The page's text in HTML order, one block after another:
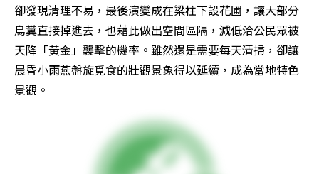
卻發現清理不易，最後演變成在梁柱下設花圃，讓大部分
鳥糞直接掉進去，也藉此做出空間區隔，減低洽公民眾被
天降「黃金」襲擊的機率。雖然還是需要每天清掃，卻讓
晨昏小雨燕盤旋覓食的壯觀景象得以延續，成為當地特色
景觀。